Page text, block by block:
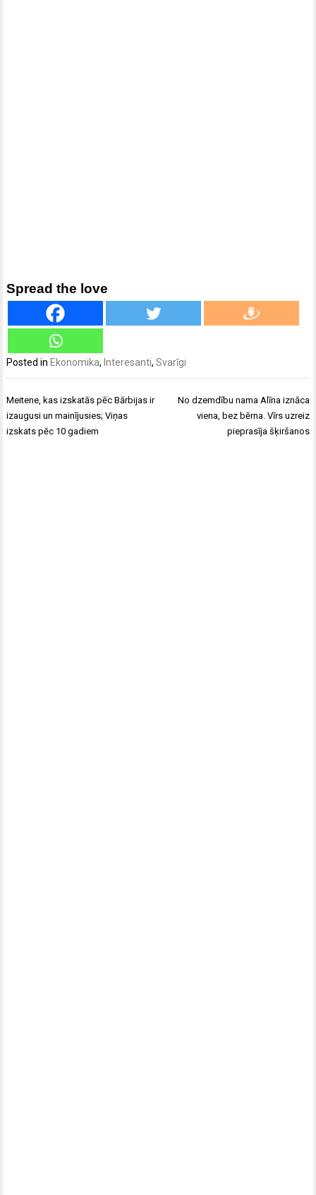
Spread the love
Posted in Ekonomika, Interesanti,Svarīgi
Ziņu
izvēlne
Meitene, kas izskatās pēc Bārbijas ir
izaugusi un mainījusies; Viņas
izskats pēc 10 gadiem
No dzemdību nama Alīna iznāca
viena, bez bērna. Vīrs uzreiz
pieprasīja šķiršanos